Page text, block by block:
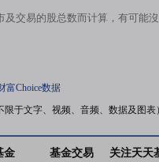
交易的股总数而计算，有可能
富Choice数据
于文字、视频、音频、数据及图
金 基金交易 关注天天